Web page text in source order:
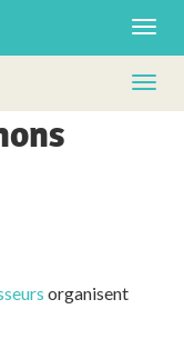
organisent